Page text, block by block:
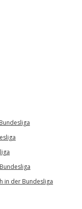
in der Bundesliga